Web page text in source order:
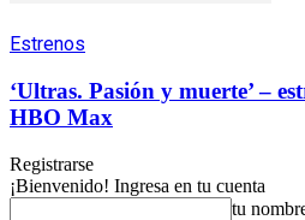
Estrenos
‘Ultras. Pasión y muerte’ –
HBO Max
Registrarse
¡Bienvenido! Ingresa en tu cuenta
tu